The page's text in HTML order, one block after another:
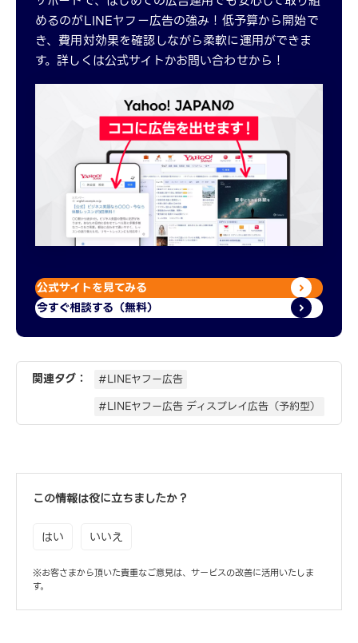
めるのがLINEヤフー広告の強み！低予算から開始で
き、費用対効果を確認しながら柔軟に運用ができま
す。詳しくは公式サイトかお問い合わせから！
公式サイトを見てみる
今すぐ相談する（無料）
関連タグ：
#LINEヤフー広告
#LINEヤフー広告 ディスプレイ広告（予約型）
この情報は役に立ちましたか？
はい いいえ
※お客さまから頂いた貴重なご意見は、サービスの改善に活用いたしま
す。